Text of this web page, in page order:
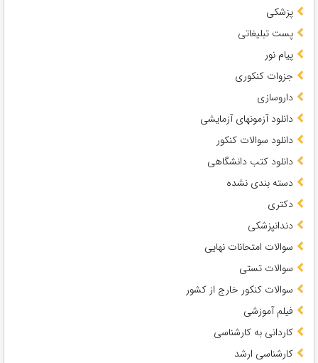
پزشکی
پست تبلیغاتی
پیام نور
جزوات کنکوری
داروسازی
دانلود آزمونهای آزمایشی
دانلود سوالات کنکور
دانلود کتب دانشگاهی
دسته بندی نشده
دکتری
دندانپزشکی
سوالات امتحانات نهایی
سوالات تستی
سوالات کنکور خارج از کشور
فیلم آموزشی
کاردانی به کارشناسی
کارشناسی ارشد